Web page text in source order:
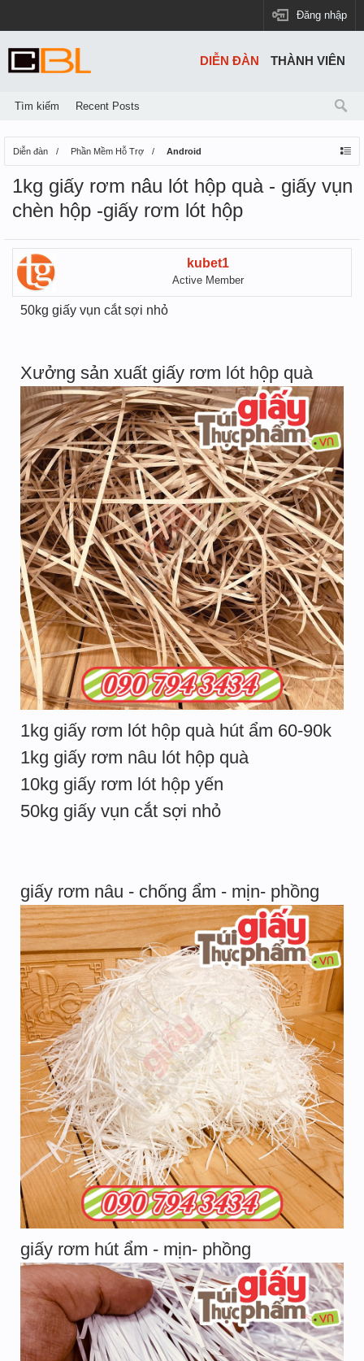
Đăng nhập
Diễn đàn Phần Mềm Hỗ Trợ Android
1kg giấy rơm nâu lót hộp quà - giấy vụn
chèn hộp -giấy rơm lót hộp
kubet1
Active Member
50kg giấy vụn cắt sợi nhỏ
Xưởng sản xuất giấy rơm lót hộp quà
1kg giấy rơm lót hộp quà hút ẩm 60-90k
1kg giấy rơm nâu lót hộp quà
10kg giấy rơm lót hộp yến
50kg giấy vụn cắt sợi nhỏ
giấy rơm nâu - chống ẩm - mịn- phồng
giấy rơm hút ẩm - mịn- phồng
DIỄN ĐÀN
Tìm kiếm Recent Posts
THÀNH VIÊN